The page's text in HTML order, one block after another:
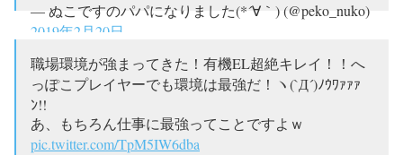
— ぬこですのパパになりました(*´∀｀) (@peko_nuko)
2019年2月20日
職場環境が強まってきた！有機EL超絶キレイ！！へ
っぽこプレイヤーでも環境は最強だ！ヽ(`Д´)ﾉｳﾜｧｧｧ
ﾝ!!
あ、もちろん仕事に最強ってことですよｗ
pic.twitter.com/TpM5IW6dba